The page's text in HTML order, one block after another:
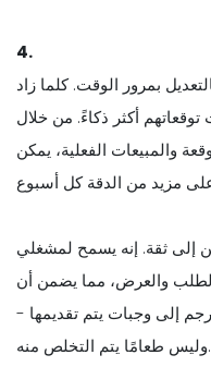
4.
بمرور الوقت. كلما زاد
أكثر ذكاءً. من خلال
والمبيعات الفعلية، يمكن
إلى ثقة. إنه يسمح لمشغلي
والعرض، مما يضمن أن
إلى وجبات يتم تقديمها -
وليس طعامًا يتم التخلص منه.